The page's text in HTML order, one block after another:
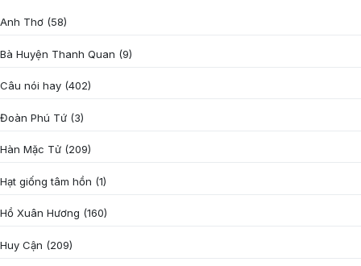
Anh Thơ (58)
Bà Huyện Thanh Quan (9)
Câu nói hay (402)
Đoàn Phú Tứ (3)
Hàn Mặc Tử (209)
Hạt giống tâm hồn (1)
Hồ Xuân Hương (160)
Huy Cận (209)